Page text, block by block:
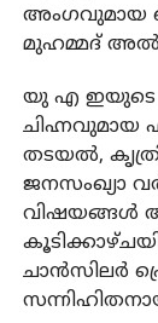
മുഹമ്മദ് അല്‍
യു എ ഇയുടെ
ചിഹ്നവുമായ
തടയല്‍,
ജനസംഖ്യാ
വിഷയങ്ങള്‍
ചാന്‍സിലര്‍